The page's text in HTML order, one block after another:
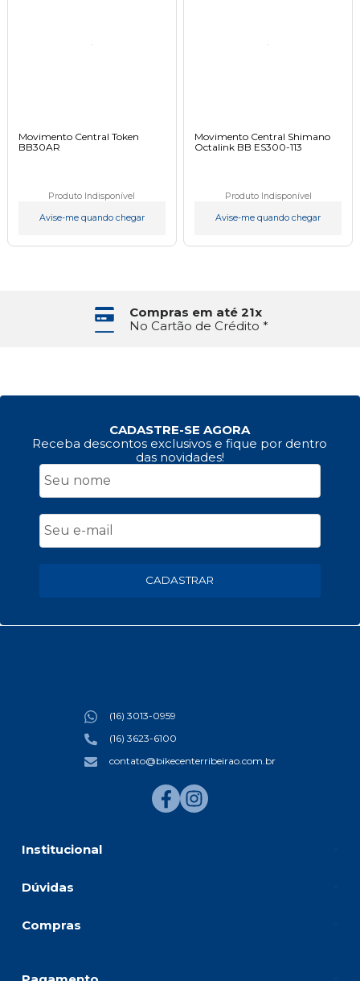
Movimento Central Token
BB30AR
Produto Indisponível
Avise-me quando chegar
Movimento Central Shimano
Octalink BB ES300-113
Produto Indisponível
Avise-me quando chegar
Compras em até 21x
No Cartão de Crédito *
CADASTRE-SE AGORA
Receba descontos exclusivos e fique por dentro
das novidades!
CADASTRAR
Institucional
Dúvidas
Compras
(16) 3013-0959
(16) 3623-6100
contato@bikecenterribeirao.com.br